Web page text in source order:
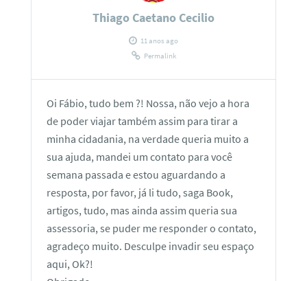
Thiago Caetano Cecilio
11 anos ago
Permalink
Oi Fábio, tudo bem ?! Nossa, não vejo a hora
de poder viajar também assim para tirar a
minha cidadania, na verdade queria muito a
sua ajuda, mandei um contato para você
semana passada e estou aguardando a
resposta, por favor, já li tudo, saga Book,
artigos, tudo, mas ainda assim queria sua
assessoria, se puder me responder o contato,
agradeço muito. Desculpe invadir seu espaço
aqui, Ok?!